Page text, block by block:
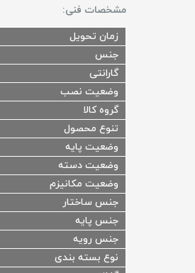
مشخصات فنی:
زمان تحویل
جنس
گارانتی
وضعیت نصب
گروه کالا
تنوع محصول
وضعیت پایه
وضعیت دسته
وضعیت مکانیزم
جنس ساختار
جنس پایه
جنس رویه
نوع بسته بندی